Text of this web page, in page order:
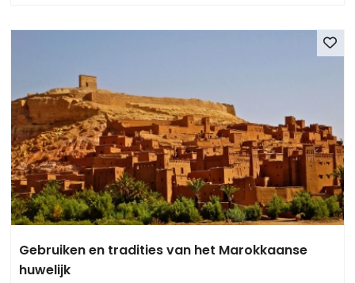
Gebruiken en tradities van het Marokkaanse
huwelijk